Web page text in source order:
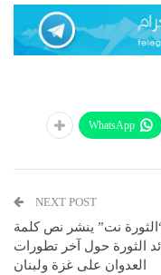
WhatsApp
NEXT POST
نت” ينشر نص كلمة
الثورة حول آخر تطورات
العدوان على غزة ولبنان